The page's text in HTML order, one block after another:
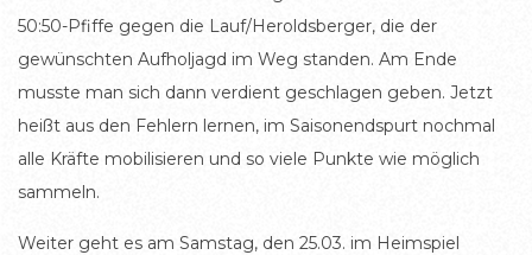
50:50-Pfiffe gegen die Lauf/Heroldsberger, die der
gewünschten Aufholjagd im Weg standen. Am Ende
musste man sich dann verdient geschlagen geben. Jetzt
heißt aus den Fehlern lernen, im Saisonendspurt nochmal
alle Kräfte mobilisieren und so viele Punkte wie möglich
sammeln.
Weiter geht es am Samstag, den 25.03. im Heimspiel